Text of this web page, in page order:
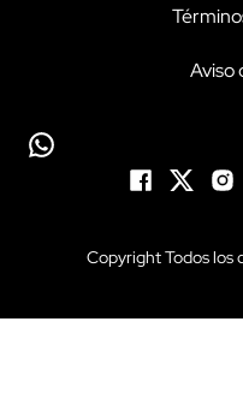
Aviso
Copyright Todos los